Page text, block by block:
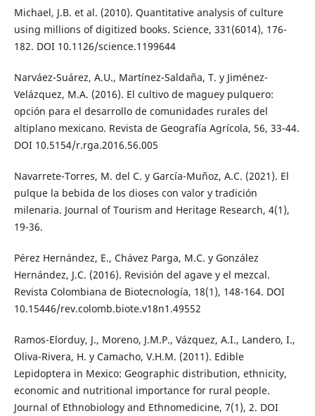
Michael, J.B. et al. (2010). Quantitative analysis of culture
using millions of digitized books. Science, 331(6014), 176-
182. DOI 10.1126/science.1199644
Narváez-Suárez, A.U., Martínez-Saldaña, T. y Jiménez-
Velázquez, M.A. (2016). El cultivo de maguey pulquero:
opción para el desarrollo de comunidades rurales del
altiplano mexicano. Revista de Geografía Agrícola, 56, 33-44.
DOI 10.5154/r.rga.2016.56.005
Navarrete-Torres, M. del C. y García-Muñoz, A.C. (2021). El
pulque la bebida de los dioses con valor y tradición
milenaria. Journal of Tourism and Heritage Research, 4(1),
19-36.
Pérez Hernández, E., Chávez Parga, M.C. y González
Hernández, J.C. (2016). Revisión del agave y el mezcal.
Revista Colombiana de Biotecnología, 18(1), 148-164. DOI
10.15446/rev.colomb.biote.v18n1.49552
Ramos-Elorduy, J., Moreno, J.M.P., Vázquez, A.I., Landero, I.,
Oliva-Rivera, H. y Camacho, V.H.M. (2011). Edible
Lepidoptera in Mexico: Geographic distribution, ethnicity,
economic and nutritional importance for rural people.
Journal of Ethnobiology and Ethnomedicine, 7(1), 2. DOI